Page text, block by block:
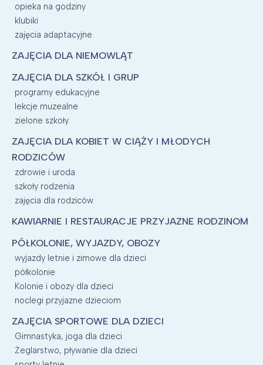
opieka na godziny
klubiki
zajęcia adaptacyjne
ZAJĘCIA DLA NIEMOWLĄT
ZAJĘCIA DLA SZKÓŁ I GRUP
programy edukacyjne
lekcje muzealne
zielone szkoły
ZAJĘCIA DLA KOBIET W CIĄŻY I MŁODYCH
RODZICÓW
zdrowie i uroda
szkoły rodzenia
zajęcia dla rodziców
KAWIARNIE I RESTAURACJE PRZYJAZNE RODZINOM
PÓŁKOLONIE, WYJAZDY, OBOZY
wyjazdy letnie i zimowe dla dzieci
półkolonie
Kolonie i obozy dla dzieci
noclegi przyjazne dzieciom
ZAJĘCIA SPORTOWE DLA DZIECI
Gimnastyka, joga dla dzieci
Żeglarstwo, pływanie dla dzieci